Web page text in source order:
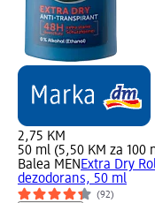
2,75 KM
50 ml (5,50 KM za 100
Balea MEN Extra Dry
dezodorans, 50 ml
(92)